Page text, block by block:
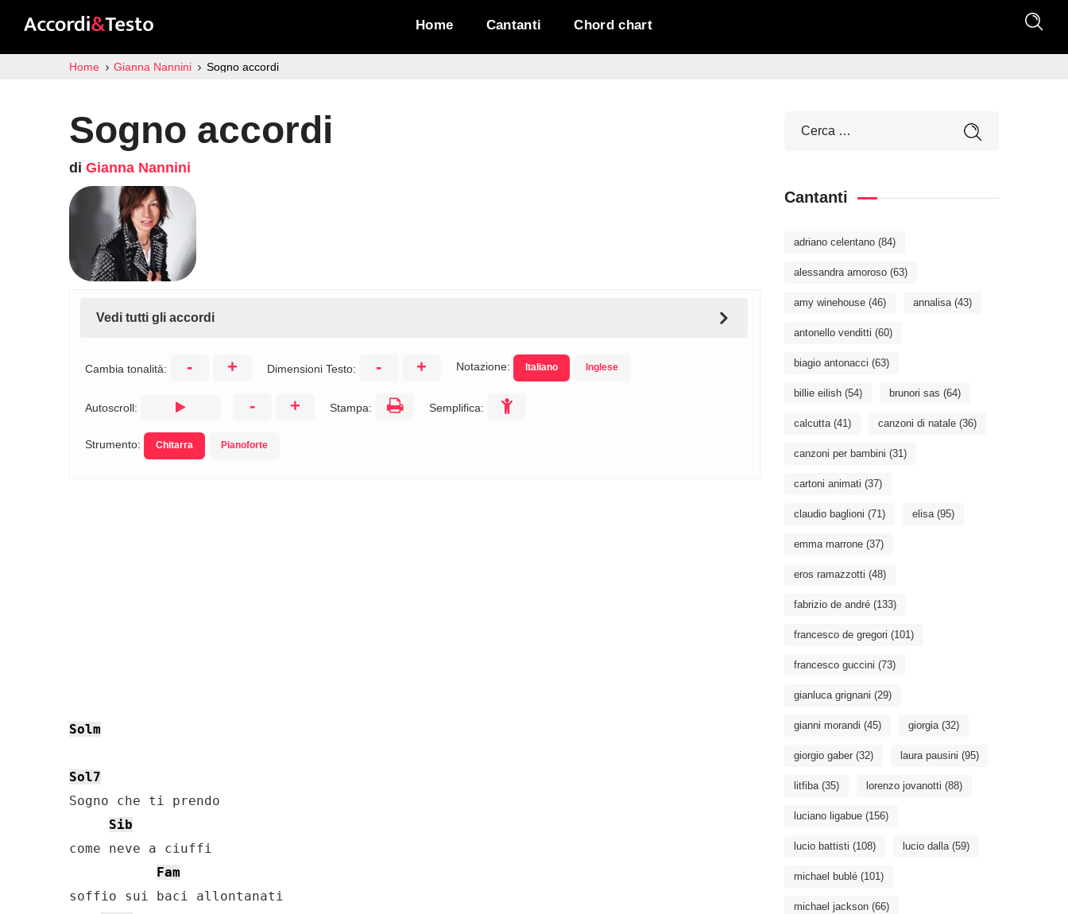
Home Cantanti Chord chart
Home Gianna Nannini Sogno accordi
Sogno accordi
di Gianna Nannini
Vedi tutti gli accordi
Cambia tonalità: - + Dimensioni Testo: - + Notazione: Italiano Inglese
Autoscroll: - + Stampa: Semplifica:
Strumento: Chitarra Pianoforte
Solm
Sol7
Sogno che ti prendo
Sib
come neve a ciuffi
Fam
soffio sui baci allontanati
Cantanti
adriano celentano (84)
alessandra amoroso (63)
amy winehouse (46) annalisa(43)
antonello venditti (60)
biagio antonacci (63)
billie eilish (54) brunori sas (64)
calcutta(41) canzoni di natale (36)
canzoni per bambini (31)
cartoni animati (37)
claudio baglioni (71) elisa(95)
emma marrone (37)
eros ramazzotti (48)
fabrizio de andré (133)
francesco de gregori (101)
francesco guccini (73)
gianluca grignani (29)
gianni morandi (45) giorgia(32)
giorgio gaber (32) laura pausini (95)
litfiba(35) lorenzo jovanotti (88)
luciano ligabue (156)
lucio battisti (108) lucio dalla(59)
michael bublé (101)
michael jackson (66)